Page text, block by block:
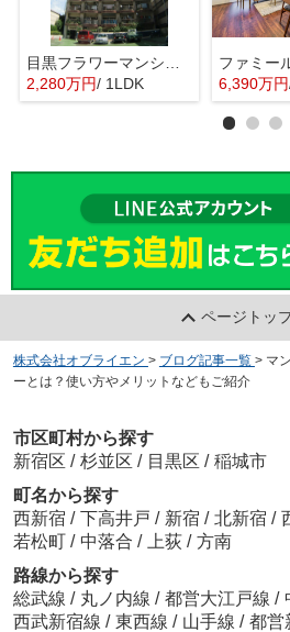
2,280万円/ 1LDK
6,390万円
ページトッ
株式会社オブライエン > ブログ記事一覧 > マ
ーとは？使い方やメリットなどもご紹介
市区町村から探す
新宿区 / 杉並区 / 目黒区 / 稲城市
町名から探す
西新宿 / 下高井戸 / 新宿 / 北新宿 /
若松町 / 中落合 / 上荻 / 方南
路線から探す
総武線 / 丸ノ内線 / 都営大江戸線 /
西武新宿線 / 東西線 / 山手線 / 都営